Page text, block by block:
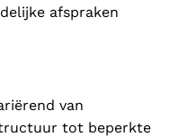
afspraken
van
tot beperkte